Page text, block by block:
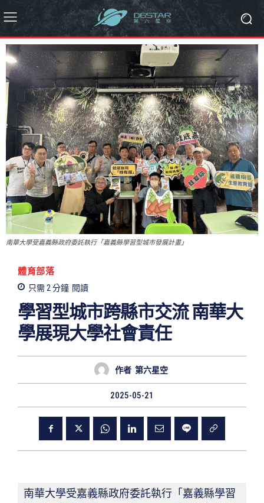
南華大學受嘉義縣政府委託執行「嘉義縣學習型城市發展計畫」
體育部落
只需 2分鐘 閱讀
學習型城市跨縣市交流 南華大
學展現大學社會責任
作者 第六星空
2025-05-21
南華大學受嘉義縣政府委託執行「嘉義縣學習